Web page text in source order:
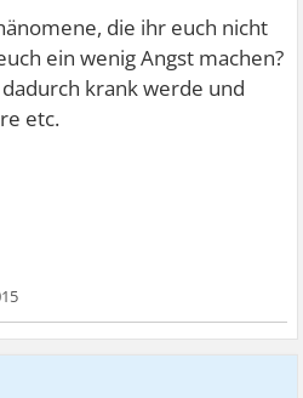
die ihr euch nicht
ein wenig Angst machen?
krank werde und
etc.